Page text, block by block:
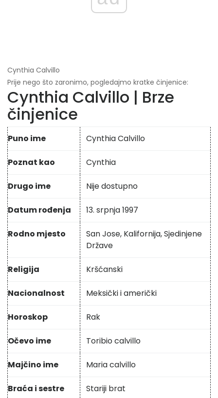
Cynthia Calvillo
Prije nego što zaronimo, pogledajmo kratke činjenice:
Cynthia Calvillo | Brze
činjenice
Puno ime Cynthia Calvillo
Poznat kao Cynthia
Drugo ime Nije dostupno
Datum rođenja 13. srpnja 1997
Rodno mjesto
San Jose, Kalifornija, Sjedinjene
Države
Religija Kršćanski
Nacionalnost Meksički i američki
Horoskop Rak
Očevo ime Toribio calvillo
Majčino ime Maria calvillo
Braća i sestre Stariji brat